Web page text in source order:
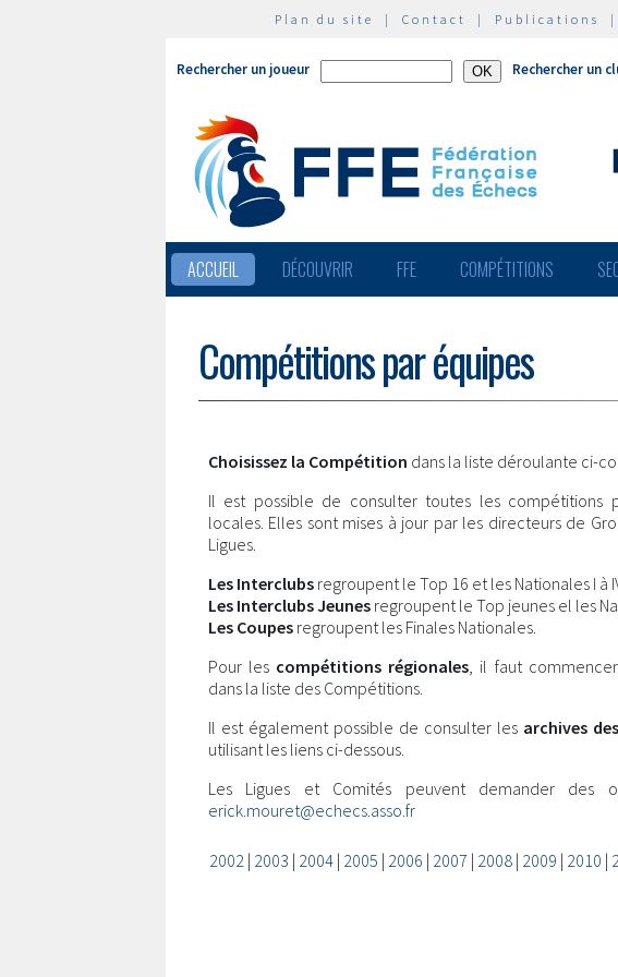
Plan du site | Contact | Publications
Rechercher un joueur Rechercher un
ACCUEIL DÉCOUVRIR FFE COMPÉTITIONS
Compétitions par équipes
Choisissez la Compétition dans la liste déroulante ci-
Il est possible de consulter toutes les compétitions
locales. Elles sont mises à jour par les directeurs de
Ligues.
Les Interclubs regroupent le Top 16 et les Nationales I à
Les Interclubs Jeunes regroupent le Top jeunes el les
Les Coupes regroupent les Finales Nationales.
Pour les compétitions régionales, il faut
dans la liste des Compétitions.
Il est également possible de consulter les archives
utilisant les liens ci-dessous.
Les Ligues et Comités peuvent demander des
erick.mouret@echecs.asso.fr
2002| 2003 | 2004| 2005 | 2006 | 2007 | 2008| 2009 | 2010 |